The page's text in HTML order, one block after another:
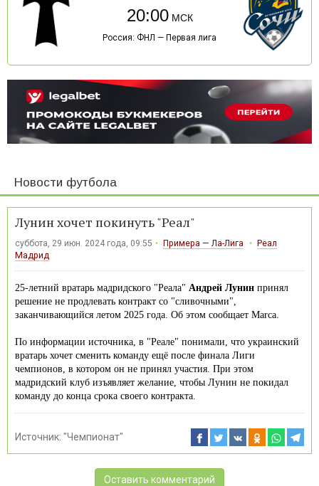
20:00
Россия: ФНЛ — Первая лига
Новости футбола
Лунин хочет покинуть "Реал"
суббота, 29 июн. 2024 года, 09:55 Примера — Ла-Лига
Реал
Мадрид
25-летний вратарь мадридского "Реала" Андрей Лунин принял
решение не продлевать контракт со "сливочными",
заканчивающийся летом 2025 года. Об этом сообщает Marca.
По информации источника, в "Реале" понимали, что украинский
вратарь хочет сменить команду ещё после финала Лиги
чемпионов, в котором он не принял участия. При этом
мадридский клуб изъявляет желание, чтобы Лунин не покидал
команду до конца срока своего контракта.
Источник: "Чемпионат"
Оставить комментарий